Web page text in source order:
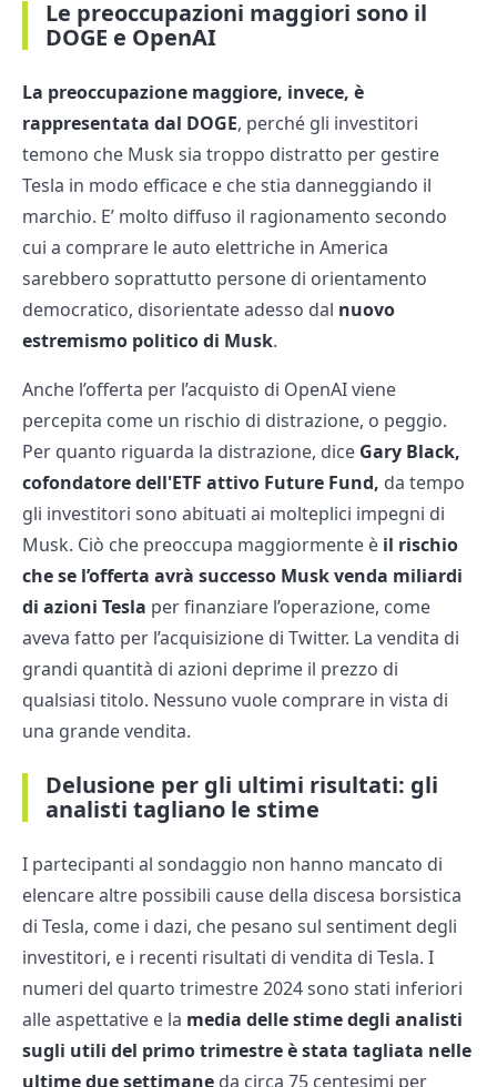
Le preoccupazioni maggiori sono il
DOGE e OpenAI
La preoccupazione maggiore, invece, è
rappresentata dal DOGE, perché gli investitori
temono che Musk sia troppo distratto per gestire
Tesla in modo efficace e che stia danneggiando il
marchio. E’ molto diffuso il ragionamento secondo
cui a comprare le auto elettriche in America
sarebbero soprattutto persone di orientamento
democratico, disorientate adesso dal nuovo
estremismo politico di Musk.
Anche l’offerta per l’acquisto di OpenAI viene
percepita come un rischio di distrazione, o peggio.
Per quanto riguarda la distrazione, dice Gary Black,
cofondatore dell'ETF attivo Future Fund, da tempo
gli investitori sono abituati ai molteplici impegni di
Musk. Ciò che preoccupa maggiormente è il rischio
che se l’offerta avrà successo Musk venda miliardi
di azioni Tesla per finanziare l’operazione, come
aveva fatto per l’acquisizione di Twitter. La vendita di
grandi quantità di azioni deprime il prezzo di
qualsiasi titolo. Nessuno vuole comprare in vista di
una grande vendita.
Delusione per gli ultimi risultati: gli
analisti tagliano le stime
I partecipanti al sondaggio non hanno mancato di
elencare altre possibili cause della discesa borsistica
di Tesla, come i dazi, che pesano sul sentiment degli
investitori, e i recenti risultati di vendita di Tesla. I
numeri del quarto trimestre 2024 sono stati inferiori
alle aspettative e la media delle stime degli analisti
sugli utili del primo trimestre è stata tagliata nelle
ultime due settimane da circa 75 centesimi per